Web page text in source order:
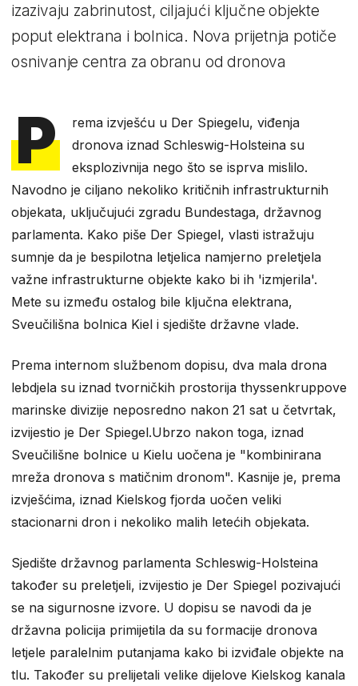
izazivaju zabrinutost, ciljajući ključne objekte
poput elektrana i bolnica. Nova prijetnja potiče
osnivanje centra za obranu od dronova
P
rema izvješću u Der Spiegelu, viđenja
dronova iznad Schleswig-Holsteina su
eksplozivnija nego što se isprva mislilo.
Navodno je ciljano nekoliko kritičnih infrastrukturnih
objekata, uključujući zgradu Bundestaga, državnog
parlamenta. Kako piše Der Spiegel, vlasti istražuju
sumnje da je bespilotna letjelica namjerno preletjela
važne infrastrukturne objekte kako bi ih 'izmjerila'.
Mete su između ostalog bile ključna elektrana,
Sveučilišna bolnica Kiel i sjedište državne vlade.
Prema internom službenom dopisu, dva mala drona
lebdjela su iznad tvorničkih prostorija thyssenkruppove
marinske divizije neposredno nakon 21 sat u četvrtak,
izvijestio je Der Spiegel.Ubrzo nakon toga, iznad
Sveučilišne bolnice u Kielu uočena je "kombinirana
mreža dronova s ​​matičnim dronom". Kasnije je, prema
izvješćima, iznad Kielskog fjorda uočen veliki
stacionarni dron i nekoliko malih letećih objekata.
Sjedište državnog parlamenta Schleswig-Holsteina
također su preletjeli, izvijestio je Der Spiegel pozivajući
se na sigurnosne izvore. U dopisu se navodi da je
državna policija primijetila da su formacije dronova
letjele paralelnim putanjama kako bi izviđale objekte na
tlu. Također su prelijetali velike dijelove Kielskog kanala